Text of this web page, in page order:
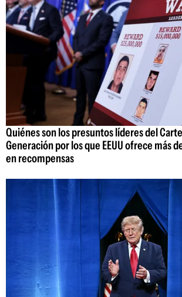
Quiénes son los presuntos líderes del
Generación por los que EEUU ofrece más
en recompensas